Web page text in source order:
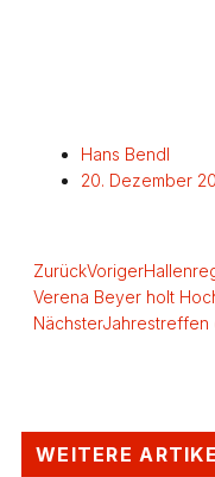
Hans Bendl
20. Dezember
ZurückVoriger
Verena Beyer holt
NächsterJahrestreffen
WEITERE